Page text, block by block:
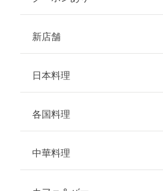
新店舗
日本料理
各国料理
中華料理